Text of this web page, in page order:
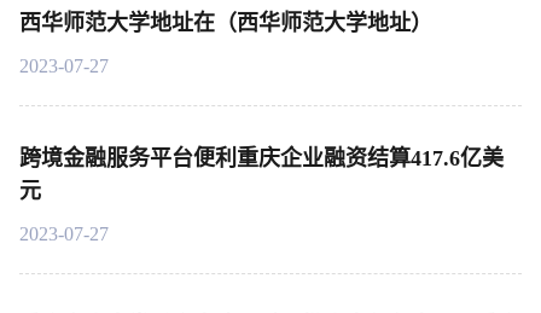
西华师范大学地址在（西华师范大学地址）
2023-07-27
跨境金融服务平台便利重庆企业融资结算417.6亿美
元
2023-07-27